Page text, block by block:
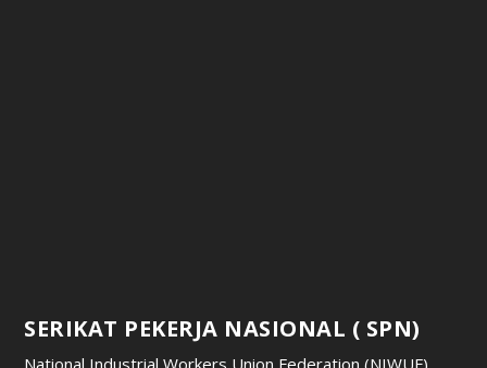
SERIKAT PEKERJA NASIONAL ( SPN)